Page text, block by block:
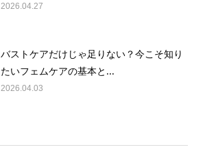
2026.04.27
バストケアだけじゃ足りない？今こそ知り
たいフェムケアの基本と...
2026.04.03